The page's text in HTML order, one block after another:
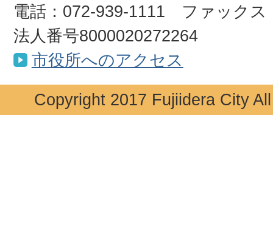
電話：072-939-1111 ファックス
法人番号8000020272264
市役所へのアクセス
Copyright 2017 Fujiidera City